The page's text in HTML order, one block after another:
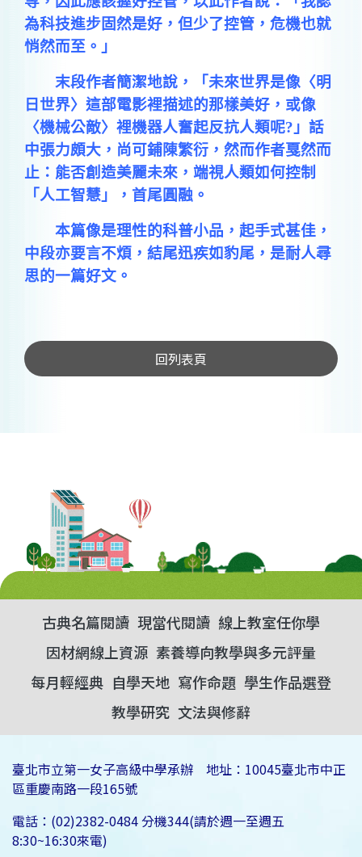
為科技進步固然是好，但少了控管，危機也就
悄然而至。」
末段作者簡潔地說，「未來世界是像〈明
日世界〉這部電影裡描述的那樣美好，或像
〈機械公敵〉裡機器人奮起反抗人類呢?」話
中張力頗大，尚可鋪陳繁衍，然而作者戛然而
止：能否創造美麗未來，端視人類如何控制
「人工智慧」，首尾圓融。
本篇像是理性的科普小品，起手式甚佳，
中段亦要言不煩，結尾迅疾如豹尾，是耐人尋
思的一篇好文。
回列表頁
古典名篇閱讀 現當代閱讀 線上教室任你學
因材網線上資源 素養導向教學與多元評量
每月輕經典 自學天地 寫作命題 學生作品選登
教學研究 文法與修辭
臺北市立第一女子高級中學承辦 地址：10045臺北市中正
區重慶南路一段165號
電話：(02)2382-0484 分機344(請於週一至週五
8:30~16:30來電)